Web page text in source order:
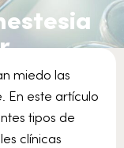
miedo las
En este artículo
tipos de
clínicas